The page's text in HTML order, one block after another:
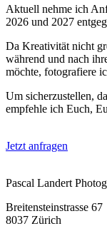
Aktuell nehme ich
2026 und 2027
Da Kreativität nicht
während und nach
möchte, fotografiere
Um sicherzustellen,
empfehle ich Euch,
Jetzt anfragen
Pascal Landert
Breitensteinstrasse 67
8037 Zürich